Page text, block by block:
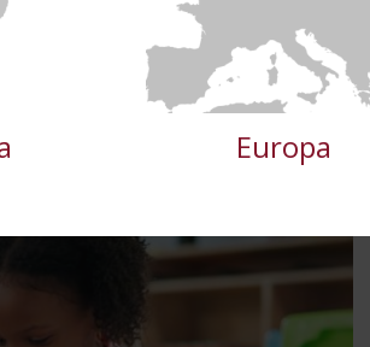
que pueden estar motivados por
en la forma en que las personas piensan,
Europa